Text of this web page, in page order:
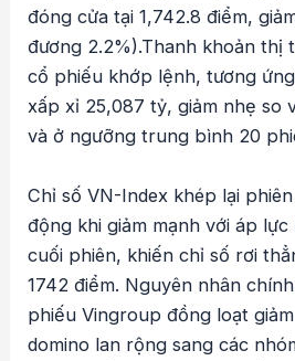
đóng cửa tại 1,742.8 điểm,
đương 2.2%).Thanh khoản
cổ phiếu khớp lệnh, tương
xấp xỉ 25,087 tỷ, giảm nhẹ so
và ở ngưỡng trung bình 20
Chỉ số VN-Index khép lại
động khi giảm mạnh với áp
cuối phiên, khiến chỉ số rơi
1742 điểm. Nguyên nhân
phiếu Vingroup đồng loạt
domino lan rộng sang các